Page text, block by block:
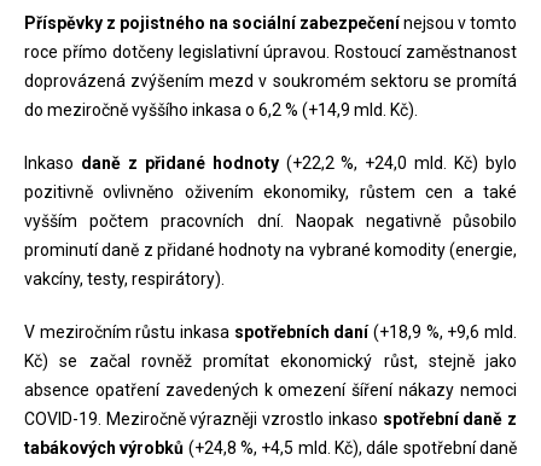
Příspěvky z pojistného na sociální zabezpečenínejsou v tomto
roce přímo dotčeny legislativní úpravou. Rostoucí zaměstnanost
doprovázená zvýšením mezd v soukromém sektoru se promítá
do meziročně vyššího inkasa o 6,2 % (+14,9 mld. Kč).
Inkaso daně z přidané hodnoty(+22,2 %, +24,0 mld. Kč) bylo
pozitivně ovlivněno oživením ekonomiky, růstem cen a také
vyšším počtem pracovních dní. Naopak negativně působilo
prominutí daně z přidané hodnoty na vybrané komodity (energie,
vakcíny, testy, respirátory).
V meziročním růstu inkasa spotřebních daní(+18,9 %, +9,6 mld.
Kč) se začal rovněž promítat ekonomický růst, stejně jako
absence opatření zavedených k omezení šíření nákazy nemoci
COVID-19. Meziročně výrazněji vzrostlo inkaso spotřební daně z
tabákových výrobků (+24,8 %, +4,5 mld. Kč), dále spotřební daně